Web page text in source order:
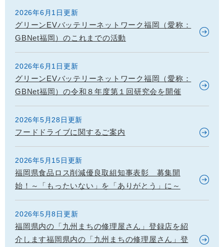
2026年6月1日更新
グリーンEVバッテリーネットワーク福岡（愛称：
GBNet福岡）のこれまでの活動
2026年6月1日更新
グリーンEVバッテリーネットワーク福岡（愛称：
GBNet福岡）の令和８年度第１回研究会を開催
2026年5月28日更新
フードドライブに関するご案内
2026年5月15日更新
福岡県食品ロス削減優良取組知事表彰 募集開
始！～「もったいない」を「ありがとう」に～
2026年5月8日更新
福岡県内の「九州まちの修理屋さん」登録店を紹
介します福岡県内の「九州まちの修理屋さん」登